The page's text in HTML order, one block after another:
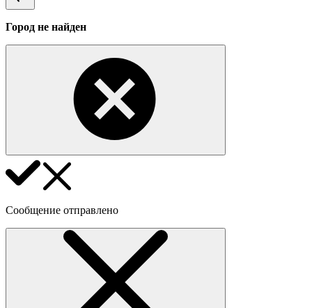
Город не найден
Сообщение отправлено